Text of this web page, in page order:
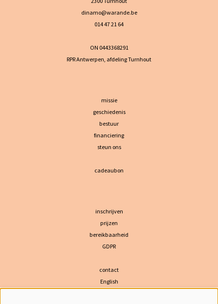
dinamo@warande.be
014 47 21 64
ON 0443368291
RPR Antwerpen, afdeling Turnhout
missie
geschiedenis
bestuur
financiering
steun ons
cadeaubon
inschrijven
prijzen
bereikbaarheid
GDPR
contact
English